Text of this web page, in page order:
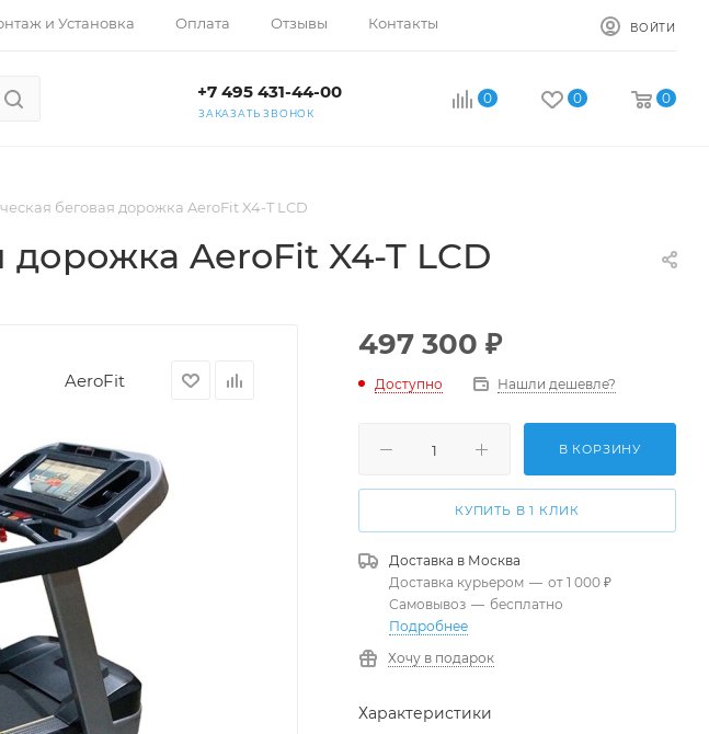
и Установка Оплата Отзывы Контакты ВОЙТИ
+7 495 431-44-00
ЗАКАЗАТЬ ЗВОНОК
0 0 0
беговая дорожка AeroFit X4-T LCD
дорожка AeroFit X4-T LCD
AeroFit
497 300 ₽
Доступно Нашли дешевле?
В КОРЗИНУ
КУПИТЬ В 1 КЛИК
Доставка в Москва
Доставка курьером — от 1 000 ₽
Самовывоз — бесплатно
Подробнее
Хочу в подарок
Характеристики